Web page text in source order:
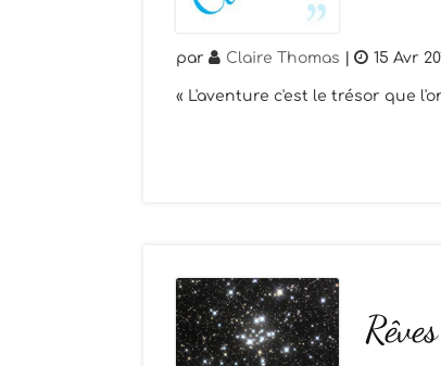
par Claire Thomas 15 Avr
« L'aventure c'est le trésor que